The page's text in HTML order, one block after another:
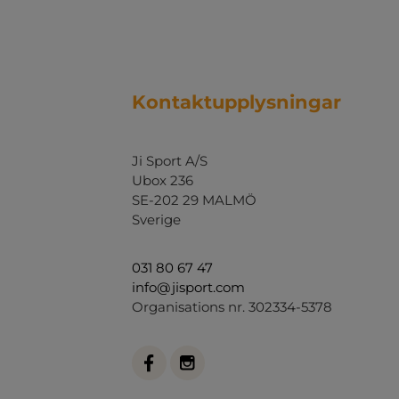
Kontaktupplysningar
Ji Sport A/S
Ubox 236
SE-202 29 MALMÖ
Sverige
031 80 67 47
info@jisport.com
Organisations nr. 302334-5378